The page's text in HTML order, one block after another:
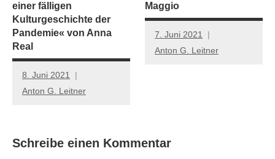
einer fälligen
Kulturgeschichte der
Pandemie« von Anna
Real
8. Juni 2021
Anton G. Leitner
Maggio
7. Juni 2021
Anton G. Leitner
Schreibe einen Kommentar